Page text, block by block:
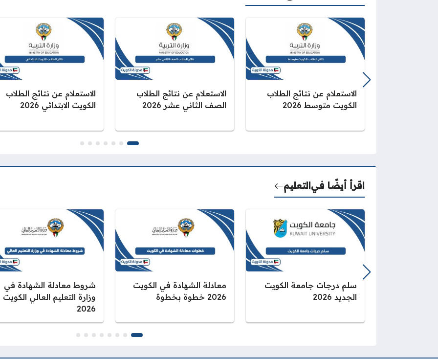
الاستعلام عن نتائج الطلاب
الكويت متوسط 2026
الاستعلام عن نتائج الطلاب
الصف الثاني عشر 2026
الاستعلام عن نتائج الطلاب
الكويت الابتدائي 2026
اقرأ أيضًا فيالتعليم
سلم درجات جامعة الكويت
الجديد 2026
معادلة الشهادة في الكويت
2026 خطوة بخطوة
شروط معادلة الشهادة في
وزارة التعليم العالي الكويت
2026